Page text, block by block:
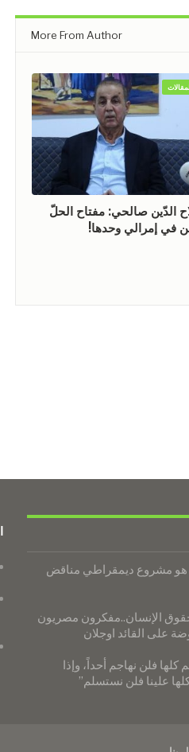
More From Author
الدّين صالحي: مفتاح الحلّ
في إمرالي وحدها!
هو مشروع ديمقراطي مناقض
الإنسان..مفكرون مصريون
على القائد اوجلان
كلها فلن نهاجم أحداً، وإذا
علينا فلن نستسلم”